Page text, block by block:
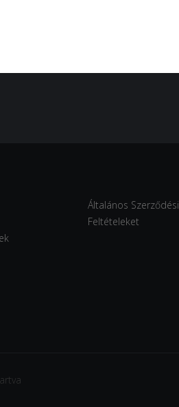
Általános Szerződési
Feltételeket